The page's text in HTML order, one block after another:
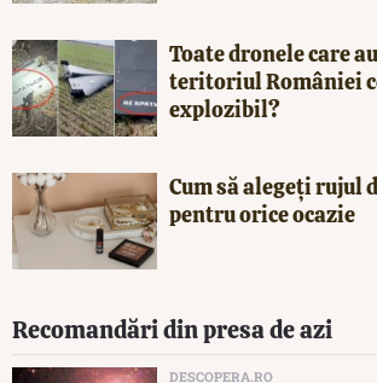
Toate dronele care
teritoriul României
explozibil?
Cum să alegeți rujul
pentru orice ocazie
Recomandări din presa de azi
DESCOPERA.RO